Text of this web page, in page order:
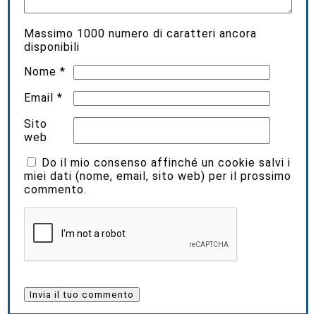
Massimo 1000 numero di caratteri ancora
disponibili
Nome*
Email*
Sito
web
Do il mio consenso affinché un cookie salvi i
miei dati (nome, email, sito web) per il prossimo
commento.